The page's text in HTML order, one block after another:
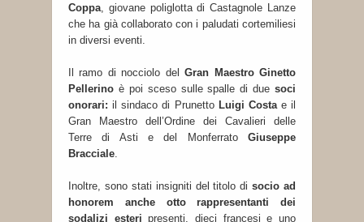
Coppa, giovane poliglotta di Castagnole Lanze
che ha già collaborato con i paludati cortemiliesi
in diversi eventi.
Il ramo di nocciolo delGran Maestro Ginetto
Pellerino è poi sceso sulle spalle di due soci
onorari: il sindaco di Prunetto Luigi Costae il
Gran Maestro dell’Ordine dei Cavalieri delle
Terre di Asti e del Monferrato Giuseppe
Bracciale.
Inoltre, sono stati insigniti del titolo disocio ad
honorem anche otto rappresentanti dei
sodalizi esteri presenti, dieci francesi e uno